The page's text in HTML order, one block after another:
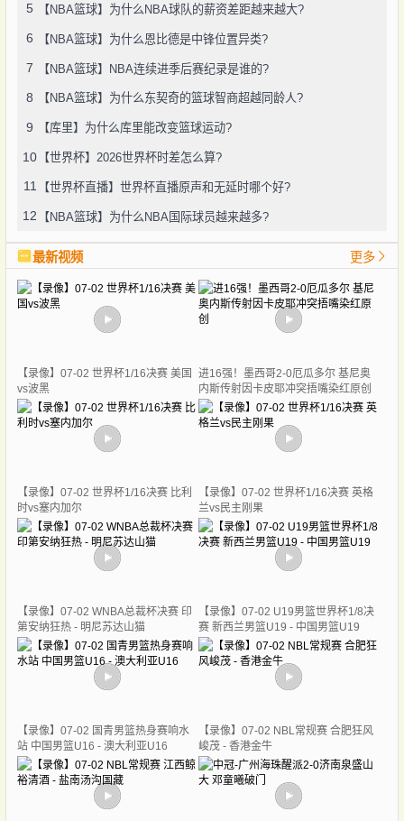
5 【NBA篮球】为什么NBA球队的薪资差距越来越大?
6 【NBA篮球】为什么恩比德是中锋位置异类?
7 【NBA篮球】NBA连续进季后赛纪录是谁的?
8 【NBA篮球】为什么东契奇的篮球智商超越同龄人?
9 【库里】为什么库里能改变篮球运动?
10 【世界杯】2026世界杯时差怎么算?
11 【世界杯直播】世界杯直播原声和无延时哪个好?
12 【NBA篮球】为什么NBA国际球员越来越多?
最新视频 更多
【录像】07-02 世界杯1/16决赛 美国
vs波黑
进16强！墨西哥2-0厄瓜多尔 基尼奥
内斯传射因卡皮耶冲突捂嘴染红原创
【录像】07-02 世界杯1/16决赛 比利
时vs塞内加尔
【录像】07-02 世界杯1/16决赛 英格
兰vs民主刚果
【录像】07-02 WNBA总裁杯决赛 印
第安纳狂热 - 明尼苏达山猫
【录像】07-02 U19男篮世界杯1/8决
赛 新西兰男篮U19 - 中国男篮U19
【录像】07-02 国青男篮热身赛响水
站 中国男篮U16 - 澳大利亚U16
【录像】07-02 NBL常规赛 合肥狂风
峻茂 - 香港金牛